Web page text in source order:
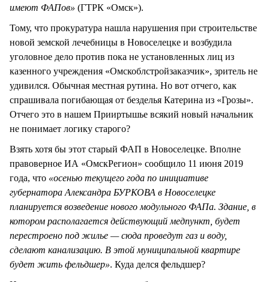
имеют ФАПов» (ГТРК «Омск»).
Тому, что прокуратура нашла нарушения при строительстве
новой земской лечебницы в Новоселецке и возбудила
уголовное дело против пока не установленных лиц из
казенного учреждения «Омскоблстройзаказчик», зритель не
удивился. Обычная местная рутина. Но вот отчего, как
спрашивала погибающая от безделья Катерина из «Грозы».
Отчего это в нашем Прииртышье всякий новый начальник
не понимает логику старого?
Взять хотя бы этот старый ФАП в Новоселецке. Вполне
правоверное ИА «ОмскРегион» сообщило 11 июня 2019
года, что «осенью текущего года по инициативе
губернатора Александра БУРКОВА в Новоселецке
планируется возведение нового модульного ФАПа. Здание, в
котором располагается действующий медпункт, будет
перестроено под жилье — сюда проведут газ и воду,
сделают канализацию. В этой муниципальной квартире
будет жить фельдшер». Куда делся фельдшер?